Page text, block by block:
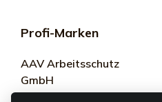
Profi-Marken
AAV Arbeitsschutz
GmbH